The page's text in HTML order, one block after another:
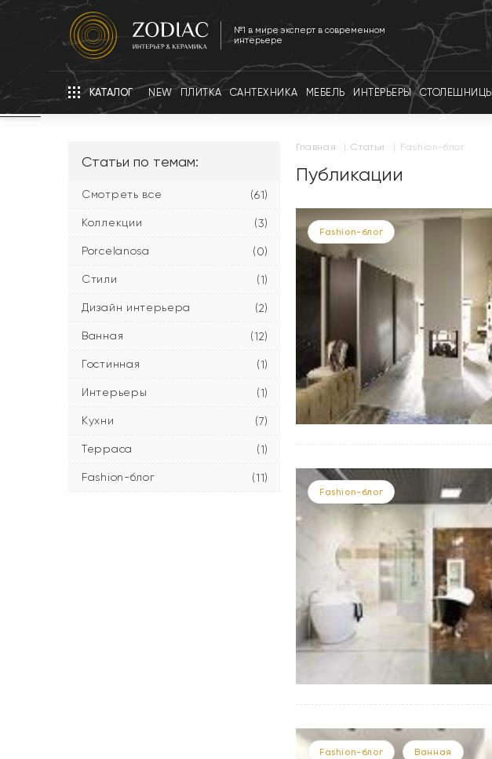
№1 в мире эксперт в современном
интерьере
КАТАЛОГ NEW ПЛИТКА САНТЕХНИКА МЕБЕЛЬ ИНТЕРЬЕРЫ СТОЛЕШНИЦЫ
Статьи по темам:
Смотреть все (61)
Коллекции (3)
Porcelanosa (0)
Стили (1)
Дизайн интерьера (2)
Ванная (12)
Гостинная (1)
Интерьеры (1)
Кухни (7)
Терраса (1)
Fashion-блог (11)
главная | статьи | Fashion-блог
Публикации
Fashion-блог
Fashion-блог
Fashion-блог Ванная